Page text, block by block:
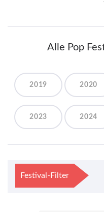
Alle Pop
2019 2020
2023 2024
Festival-Filter